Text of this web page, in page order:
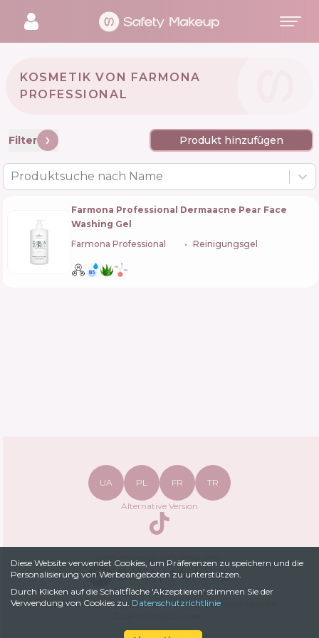
Diese Website verwendet Cookies, um Präferenzen zu speichern und die
Personalisierung von Werbeangeboten zu unterstützen.
Durch Klicken auf die Schaltfläche 'Akzeptieren' stimmen Sie der
Verwendung von Cookies zu. Datenschutzrichtlinie
KOSMETIK VON FARMONA
PROFESSIONAL 🇵🇱
Filter Produkt hinzufügen
Produktsuche nach Name
Farmona Professional Dermaacne Pear Face
Washing Gel
Farmona Professional
Reinigungsgel
Datenschutzrichtlinie
© 2022-2026SafetyMakeup.Analysator für kosmetische
UA PL FR TR
Alternative Version
TikTok